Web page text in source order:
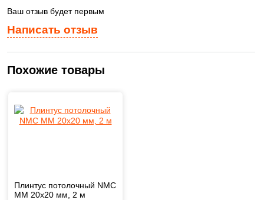
Написать отзыв
Ваш отзыв будет первым
Похожие товары
Плинтус потолочный NMC
MM 20х20 мм, 2 м